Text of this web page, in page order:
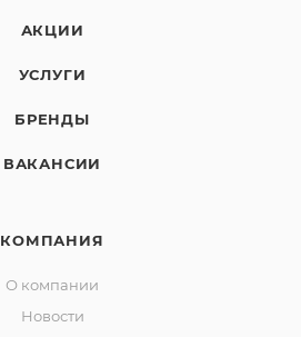
АКЦИИ
УСЛУГИ
БРЕНДЫ
ВАКАНСИИ
КОМПАНИЯ
О компании
Новости